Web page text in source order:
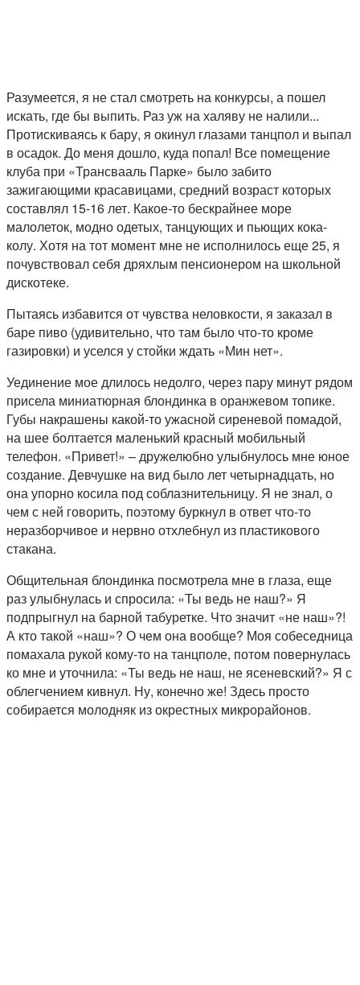
Разумеется, я не стал смотреть на конкурсы, а пошел
искать, где бы выпить. Раз уж на халяву не налили...
Протискиваясь к бару, я окинул глазами танцпол и выпал
в осадок. До меня дошло, куда попал! Все помещение
клуба при «Трансвааль Парке» было забито
зажигающими красавицами, средний возраст которых
составлял 15-16 лет. Какое-то бескрайнее море
малолеток, модно одетых, танцующих и пьющих кока-
колу. Хотя на тот момент мне не исполнилось еще 25, я
почувствовал себя дряхлым пенсионером на школьной
дискотеке.
Пытаясь избавится от чувства неловкости, я заказал в
баре пиво (удивительно, что там было что-то кроме
газировки) и уселся у стойки ждать «Мин нет».
Уединение мое длилось недолго, через пару минут рядом
присела миниатюрная блондинка в оранжевом топике.
Губы накрашены какой-то ужасной сиреневой помадой,
на шее болтается маленький красный мобильный
телефон. «Привет!» – дружелюбно улыбнулось мне юное
создание. Девчушке на вид было лет четырнадцать, но
она упорно косила под соблазнительницу. Я не знал, о
чем с ней говорить, поэтому буркнул в ответ что-то
неразборчивое и нервно отхлебнул из пластикового
стакана.
Общительная блондинка посмотрела мне в глаза, еще
раз улыбнулась и спросила: «Ты ведь не наш?» Я
подпрыгнул на барной табуретке. Что значит «не наш»?!
А кто такой «наш»? О чем она вообще? Моя собеседница
помахала рукой кому-то на танцполе, потом повернулась
ко мне и уточнила: «Ты ведь не наш, не ясеневский?» Я с
облегчением кивнул. Ну, конечно же! Здесь просто
собирается молодняк из окрестных микрорайонов.